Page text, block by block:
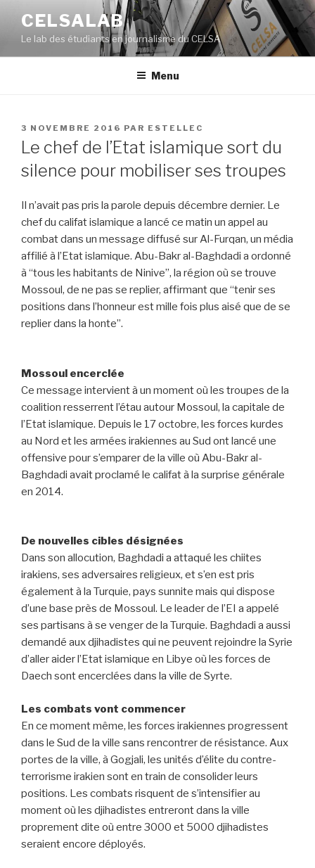
contenu
principal
CELSALAB
Le lab des étudiants en journalisme du CELSA
Menu
PUBLIÉ
LE
3 NOVEMBRE 2016 PAR ESTELLEC
Le chef de l’Etat islamique sort du
silence pour mobiliser ses troupes
Il n’avait pas pris la parole depuis décembre dernier. Le
chef du califat islamique a lancé ce matin un appel au
combat dans un message diffusé sur Al-Furqan, un média
affilié à l’Etat islamique. Abu-Bakr al-Baghdadi a ordonné
à “tous les habitants de Ninive”, la région où se trouve
Mossoul, de ne pas se replier, affirmant que “tenir ses
positions dans l’honneur est mille fois plus aisé que de se
replier dans la honte”.
Mossoul encerclée
Ce message intervient à un moment où les troupes de la
coalition resserrent l’étau autour Mossoul, la capitale de
l’Etat islamique. Depuis le 17 octobre, les forces kurdes
au Nord et les armées irakiennes au Sud ont lancé une
offensive pour s’emparer de la ville où Abu-Bakr al-
Baghdadi avait proclamé le califat à la surprise générale
en 2014.
De nouvelles cibles désignées
Dans son allocution, Baghdadi a attaqué les chiites
irakiens, ses adversaires religieux, et s’en est pris
également à la Turquie, pays sunnite mais qui dispose
d’une base près de Mossoul. Le leader de l’EI a appelé
ses partisans à se venger de la Turquie. Baghdadi a aussi
demandé aux djihadistes qui ne peuvent rejoindre la Syrie
d’aller aider l’Etat islamique en Libye où les forces de
Daech sont encerclées dans la ville de Syrte.
Les combats vont commencer
En ce moment même, les forces irakiennes progressent
dans le Sud de la ville sans rencontrer de résistance. Aux
portes de la ville, à Gogjali, les unités d’élite du contre-
terrorisme irakien sont en train de consolider leurs
positions. Les combats risquent de s’intensifier au
moment où les djihadistes entreront dans la ville
proprement dite où entre 3000 et 5000 djihadistes
seraient encore déployés.